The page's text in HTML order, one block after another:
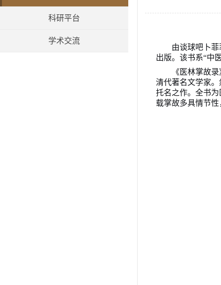
科研平台
学术交流
由谈球吧卜
出版。该书系“中
《医林掌故
清代著名文学家
托名之作。全书
载掌故多具情节